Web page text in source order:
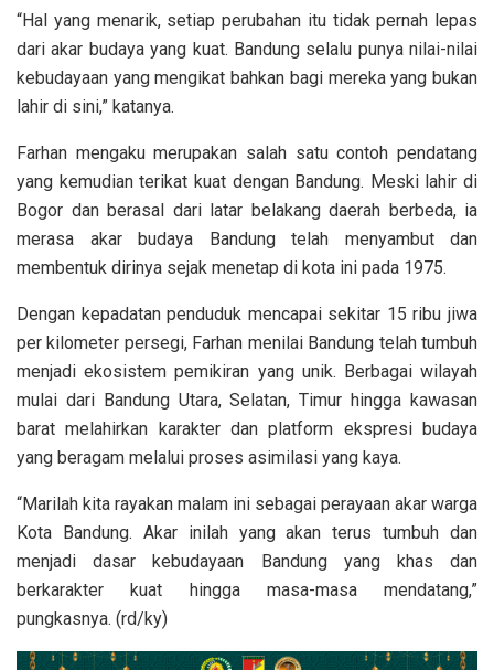
“Hal yang menarik, setiap perubahan itu tidak pernah lepas
dari akar budaya yang kuat. Bandung selalu punya nilai-nilai
kebudayaan yang mengikat bahkan bagi mereka yang bukan
lahir di sini,” katanya.
Farhan mengaku merupakan salah satu contoh pendatang
yang kemudian terikat kuat dengan Bandung. Meski lahir di
Bogor dan berasal dari latar belakang daerah berbeda, ia
merasa akar budaya Bandung telah menyambut dan
membentuk dirinya sejak menetap di kota ini pada 1975.
Dengan kepadatan penduduk mencapai sekitar 15 ribu jiwa
per kilometer persegi, Farhan menilai Bandung telah tumbuh
menjadi ekosistem pemikiran yang unik. Berbagai wilayah
mulai dari Bandung Utara, Selatan, Timur hingga kawasan
barat melahirkan karakter dan platform ekspresi budaya
yang beragam melalui proses asimilasi yang kaya.
“Marilah kita rayakan malam ini sebagai perayaan akar warga
Kota Bandung. Akar inilah yang akan terus tumbuh dan
menjadi dasar kebudayaan Bandung yang khas dan
berkarakter kuat hingga masa-masa mendatang,”
pungkasnya. (rd/ky)